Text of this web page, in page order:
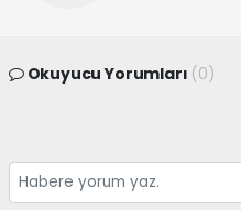
Okuyucu Yorumları (0)